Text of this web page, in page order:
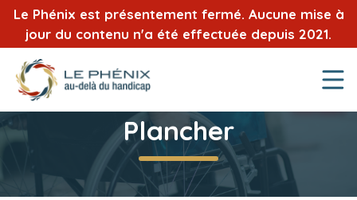
Le Phénix est présentement fermé. Aucune mise à
jour du contenu n'a été effectuée depuis 2021.
Plancher